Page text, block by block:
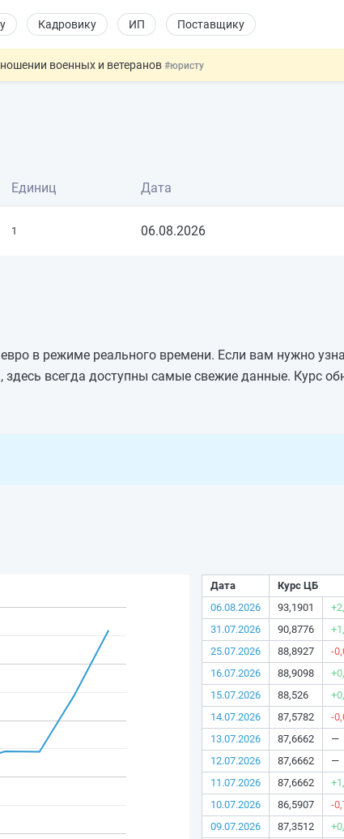
Кадровику ИП Поставщику
военных и ветеранов #юристу
итоговой аттестацией
Единиц Дата
1 06.08.2026
в режиме реального времени. Если вам нужно
всегда доступны самые свежие данные. Курс
Дата
Курс ЦБ
06.08.2026
93,1901
31.07.2026
90,8776
25.07.2026
88,8927
-
16.07.2026
88,9098
15.07.2026
88,526
14.07.2026
87,5782
-
13.07.2026
87,6662
—
12.07.2026
87,6662
—
11.07.2026
87,6662
10.07.2026
86,5907
-
09.07.2026
87,3512